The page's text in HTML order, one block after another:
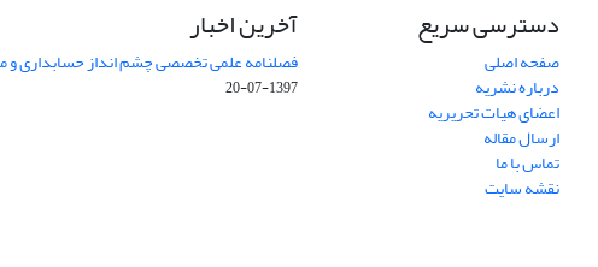
دسترسی سریع
صفحه اصلی
درباره نشریه
اعضای هیات تحریریه
ارسال مقاله
تماس با ما
نقشه سایت
آخرین اخبار
فصلنامه علمی تخصصی چشم انداز حسابداری و
1397-07-20